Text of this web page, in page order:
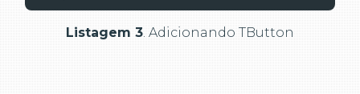
Listagem 3 . Adicionando TButton